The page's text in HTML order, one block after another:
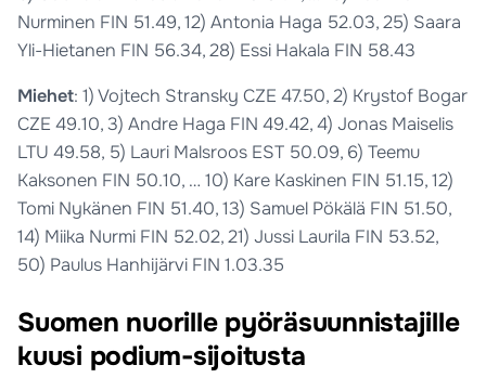
Nurminen FIN 51.49, 12) Antonia Haga 52.03, 25) Saara
Yli-Hietanen FIN 56.34, 28) Essi Hakala FIN 58.43
Miehet: 1) Vojtech Stransky CZE 47.50, 2) Krystof Bogar
CZE 49.10, 3) Andre Haga FIN 49.42, 4) Jonas Maiselis
LTU 49.58, 5) Lauri Malsroos EST 50.09, 6) Teemu
Kaksonen FIN 50.10, … 10) Kare Kaskinen FIN 51.15, 12)
Tomi Nykänen FIN 51.40, 13) Samuel Pökälä FIN 51.50,
14) Miika Nurmi FIN 52.02, 21) Jussi Laurila FIN 53.52,
50) Paulus Hanhijärvi FIN 1.03.35
Suomen nuorille pyöräsuunnistajille
kuusi podium-sijoitusta